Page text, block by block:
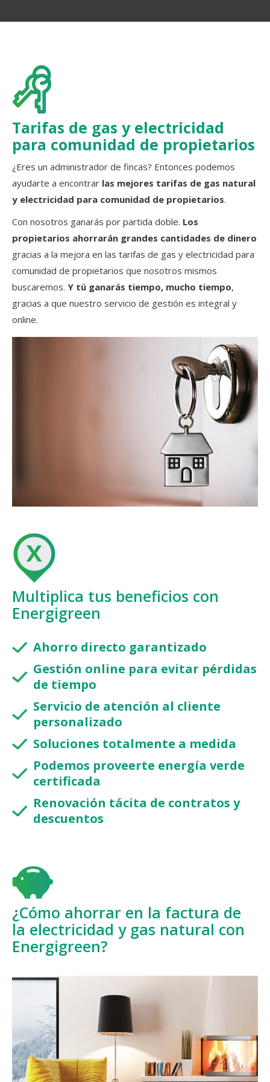
Tarifas de gas y electricidad
para comunidad de propietarios
¿Eres un administrador de fincas? Entonces podemos
ayudarte a encontrar las mejores tarifas de gas natural
y electricidad para comunidad de propietarios.
Con nosotros ganarás por partida doble. Los
propietarios ahorrarán grandes cantidades de dinero
gracias a la mejora en las tarifas de gas y electricidad para
comunidad de propietarios que nosotros mismos
buscaremos. Y tú ganarás tiempo, mucho tiempo,
gracias a que nuestro servicio de gestión es integral y
online.
Multiplica tus beneficios con
Energigreen
Ahorro directo garantizado
Gestión online para evitar pérdidas
de tiempo
Servicio de atención al cliente
personalizado
Soluciones totalmente a medida
Podemos proveerte energía verde
certificada
Renovación tácita de contratos y
descuentos
¿Cómo ahorrar en la factura de
la electricidad y gas natural con
Energigreen?